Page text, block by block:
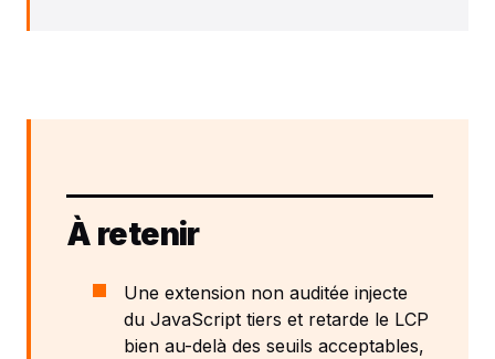
À retenir
Une extension non auditée injecte
du JavaScript tiers et retarde le LCP
bien au-delà des seuils acceptables,